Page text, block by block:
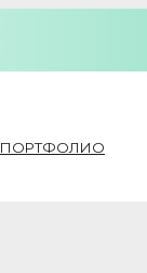
ПОРТФОЛИО